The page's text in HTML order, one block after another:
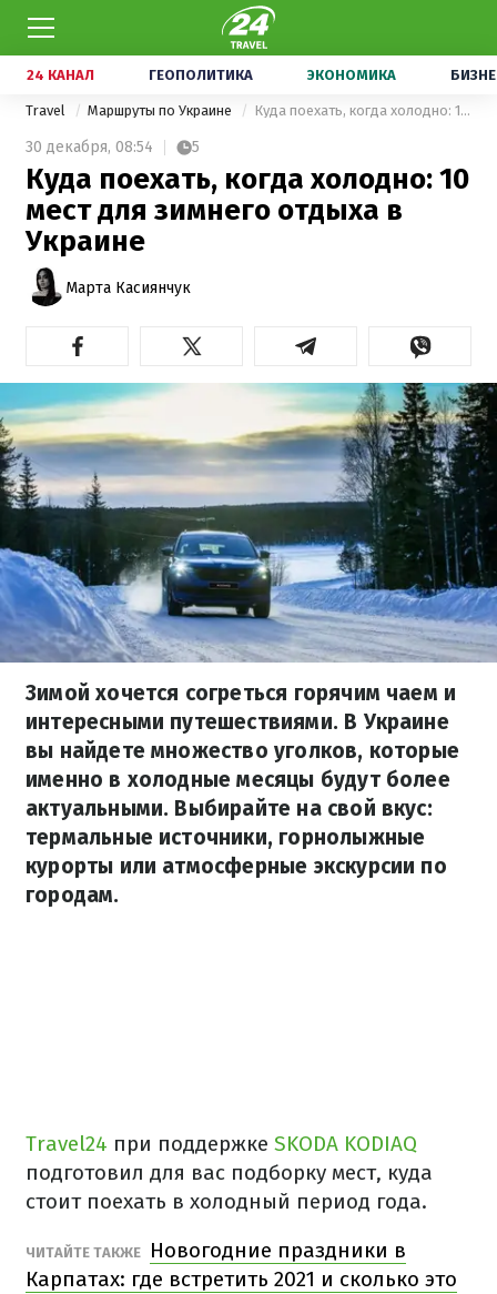
24 КАНАЛ ГЕОПОЛИТИКА ЭКОНОМИКА
Travel Маршруты по Украине Куда поехать, когда холодно: 10 мест для зимнего отдыха в Украине
30 декабря, 08:54 5
Куда поехать, когда холодно: 10
мест для зимнего отдыха в
Украине
Марта Касиянчук
Зимой хочется согреться горячим чаем и
интересными путешествиями. В Украине
вы найдете множество уголков, которые
именно в холодные месяцы будут более
актуальными. Выбирайте на свой вкус:
термальные источники, горнолыжные
курорты или атмосферные экскурсии по
городам.
Travel24 при поддержке SKODA KODIAQ
подготовил для вас подборку мест, куда
стоит поехать в холодный период года.
ЧИТАЙТЕ ТАКЖЕ
Новогодние праздники в
Карпатах: где встретить 2021 и сколько это